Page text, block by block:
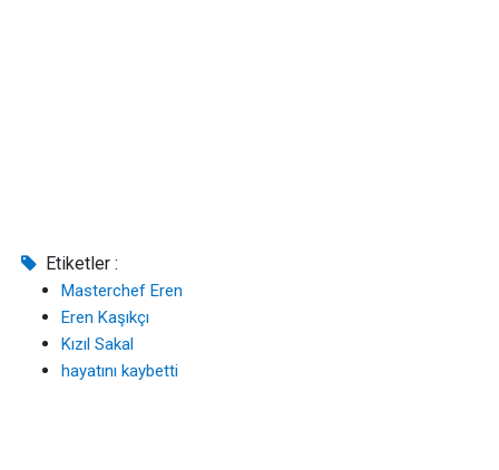
Etiketler :
Masterchef Eren
Eren Kaşıkçı
Kızıl Sakal
hayatını kaybetti